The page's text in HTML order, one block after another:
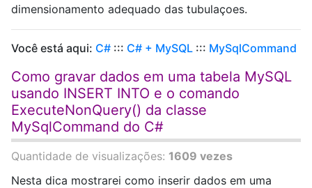
dimensionamento adequado das tubulaçoes.
Você está aqui: C# ::: C# + MySQL ::: MySqlCommand
Como gravar dados em uma tabela MySQL
usando INSERT INTO e o comando
ExecuteNonQuery() da classe
MySqlCommand do C#
Quantidade de visualizações: 1609 vezes
Nesta dica mostrarei como inserir dados em uma